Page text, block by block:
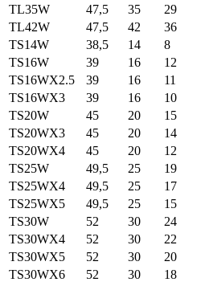
TL35W
47,5 35 29
TL42W
47,5 42 36
TS14W
38,5 14 8
TS16W
39 16 12
TS16WX2.5
39 16 11
TS16WX3
39 16 10
TS20W
45 20 15
TS20WX3
45 20 14
TS20WX4
45 20 12
TS25W
49,5 25 19
TS25WX4
49,5 25 17
TS25WX5
49,5 25 15
TS30W
52 30 24
TS30WX4
52 30 22
TS30WX5
52 30 20
TS30WX6
52 30 18